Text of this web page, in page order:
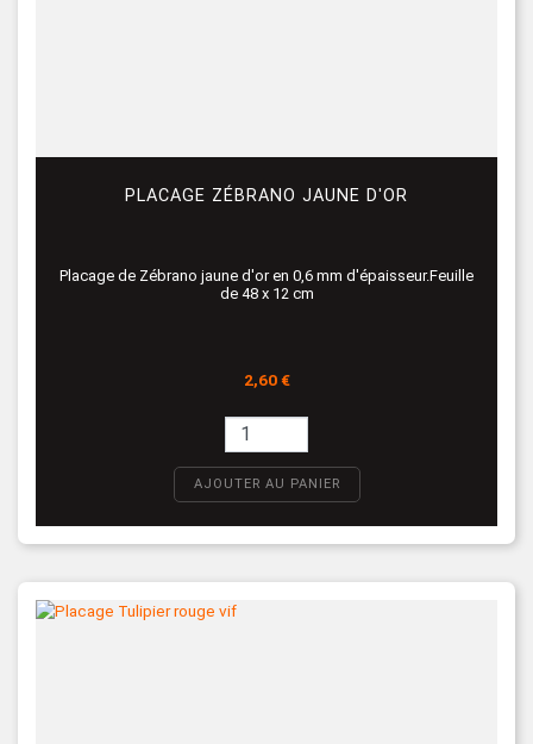
PLACAGE ZÉBRANO JAUNE D'OR
Placage de Zébrano jaune d'or en 0,6 mm d'épaisseur.Feuille
de 48 x 12 cm
Prix
2,60 €
AJOUTER AU PANIER